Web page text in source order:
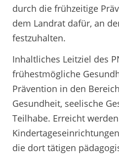
durch die frühzeitige
dem Landrat dafür, an
festzuhalten.
Inhaltliches Leitziel des
frühestmögliche
Prävention in den
Gesundheit, seelische
Teilhabe. Erreicht
die dort tätigen